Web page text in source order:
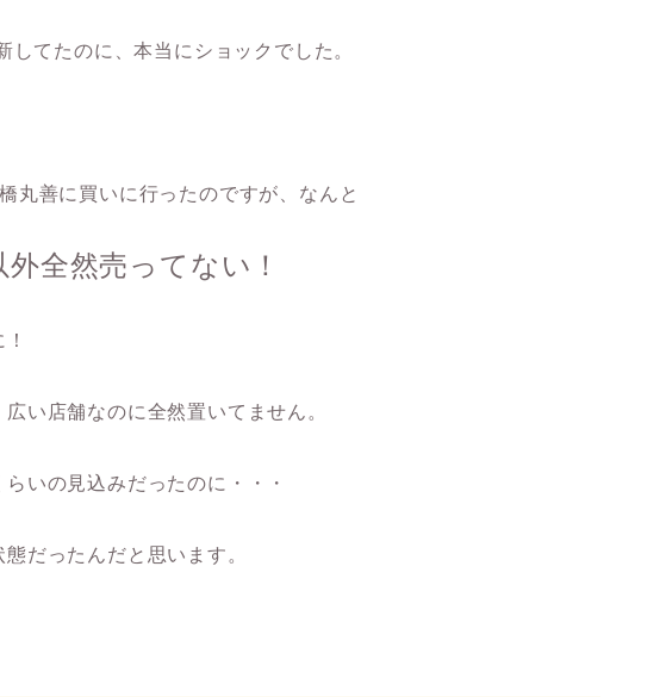
てたのに、本当にショックでした。
丸善に買いに行ったのですが、なんと
全然売ってない！
い店舗なのに全然置いてません。
いの見込みだったのに・・・
だったんだと思います。